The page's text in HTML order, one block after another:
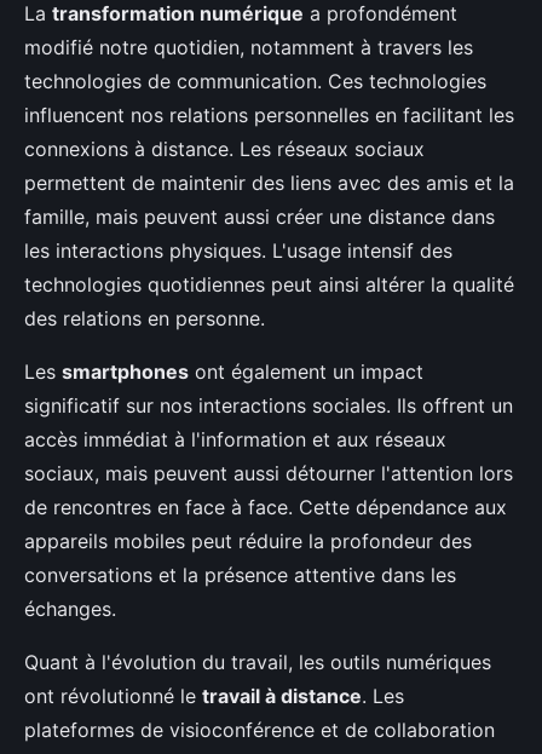
La transformation numérique a profondément
modifié notre quotidien, notamment à travers les
technologies de communication. Ces technologies
influencent nos relations personnelles en facilitant les
connexions à distance. Les réseaux sociaux
permettent de maintenir des liens avec des amis et la
famille, mais peuvent aussi créer une distance dans
les interactions physiques. L'usage intensif des
technologies quotidiennes peut ainsi altérer la qualité
des relations en personne.
Les smartphones ont également un impact
significatif sur nos interactions sociales. Ils offrent un
accès immédiat à l'information et aux réseaux
sociaux, mais peuvent aussi détourner l'attention lors
de rencontres en face à face. Cette dépendance aux
appareils mobiles peut réduire la profondeur des
conversations et la présence attentive dans les
échanges.
Quant à l'évolution du travail, les outils numériques
ont révolutionné le travail à distance. Les
plateformes de visioconférence et de collaboration